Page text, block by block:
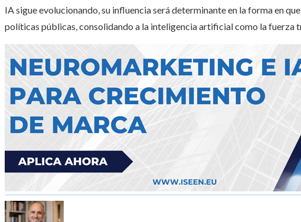
IA sigue evolucionando, su influencia será determinante en la forma en
políticas públicas, consolidando a la inteligencia artificial como la fuerza